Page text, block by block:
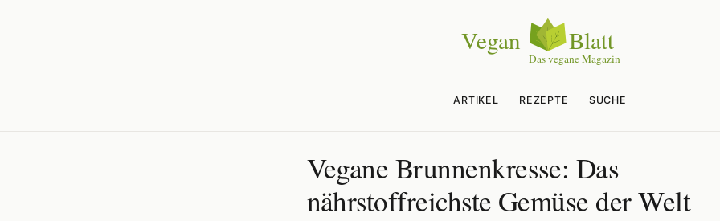
ARTIKEL REZEPTE SUCHE
Vegane Brunnenkresse: Das
nährstoffreichste Gemüse der Welt